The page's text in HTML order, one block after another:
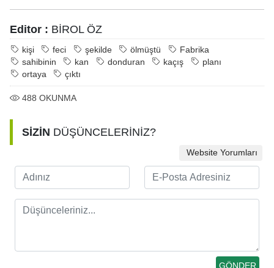
Editor : BİROL ÖZ
kişi feci şekilde ölmüştü
Fabrika
sahibinin
kan donduran kaçış
planı
ortaya
çıktı
488 OKUNMA
SİZİN DÜŞÜNCELERİNİZ?
Website Yorumları